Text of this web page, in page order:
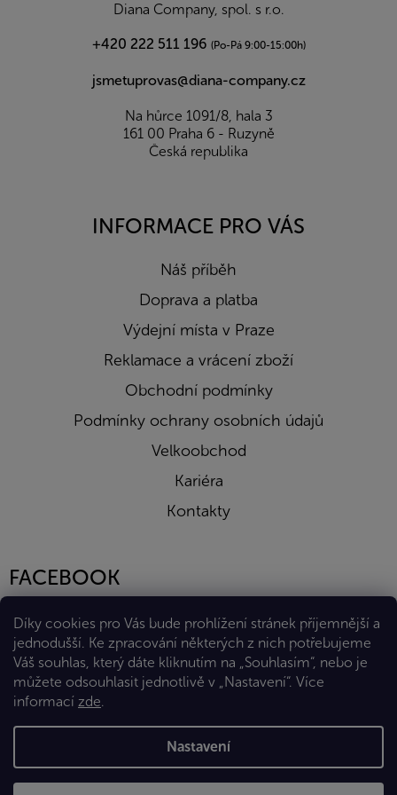
Díky cookies pro Vás bude prohlížení stránek příjemnější a
jednodušší. Ke zpracování některých z nich potřebujeme
Váš souhlas, který dáte kliknutím na „Souhlasím“, nebo je
můžete odsouhlasit jednotlivě v „Nastavení“. Více
informací zde.
Nastavení
Diana Company, spol. s r.o.
+420 222 511 196 (Po-Pá 9:00-15:00h)
jsmetuprovas@diana-company.cz
Na hůrce 1091/8, hala 3
161 00 Praha 6 - Ruzyně
Česká republika
INFORMACE PRO VÁS
Náš příběh
Doprava a platba
Výdejní místa v Praze
Reklamace a vrácení zboží
Obchodní podmínky
Podmínky ochrany osobních údajů
Velkoobchod
Kariéra
Kontakty
FACEBOOK
Vytvořil Shoptet Premium
Copyright 2026Eshop Diana Company, spol. s r.o.. Všechna